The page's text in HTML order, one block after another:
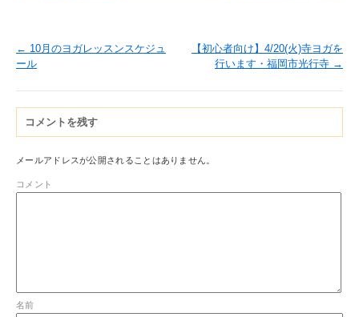
← 10月のヨガレッスンスケジュ
ール
【初心者向け】4/20(火)寺ヨガを
行います・福岡市光行寺 →
コメントを残す
メールアドレスが公開されることはありません。
コメント
名前